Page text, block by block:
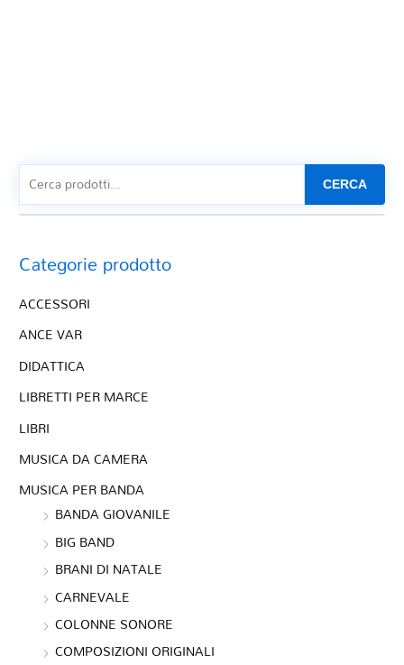
CERCA
Categorie prodotto
ACCESSORI
ANCE VAR
DIDATTICA
LIBRETTI PER MARCE
LIBRI
MUSICA DA CAMERA
MUSICA PER BANDA
BANDA GIOVANILE
BIG BAND
BRANI DI NATALE
CARNEVALE
COLONNE SONORE
COMPOSIZIONI ORIGINALI